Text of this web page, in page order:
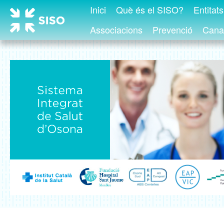
Inici Què és el SISO?
Associacions
Prevenció